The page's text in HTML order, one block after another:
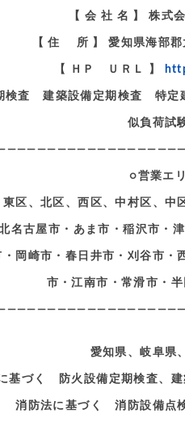
【 会 社 名 】 株式
【 住 所 】 愛知県海部郡
【 ＨＰ ＵＲＬ 】
検査 建築設備定期検査 特
似負荷試
○営業エ
区、北区、西区、中村区、
名古屋市・あま市・稲沢市・
岡崎市・春日井市・刈谷市
市・江南市・常滑市・
愛知県、岐阜県
基づく 防火設備定期検査、建
消防法に基づく 消防設備点